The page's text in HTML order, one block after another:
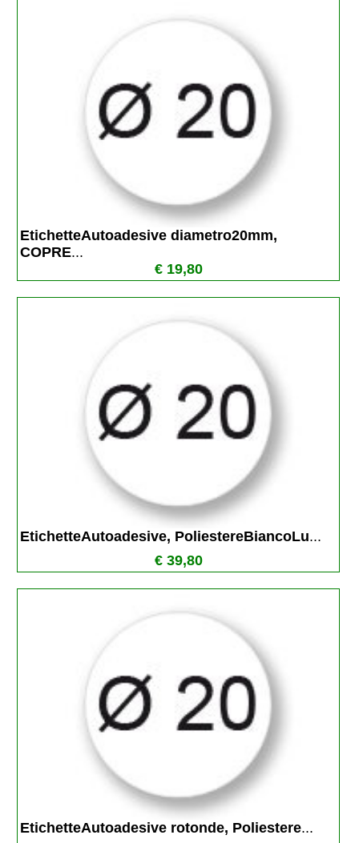
EtichetteAutoadesive diametro20mm,
COPRE...
€ 19,80
EtichetteAutoadesive, PoliestereBiancoLu...
€ 39,80
EtichetteAutoadesive rotonde, Poliestere...